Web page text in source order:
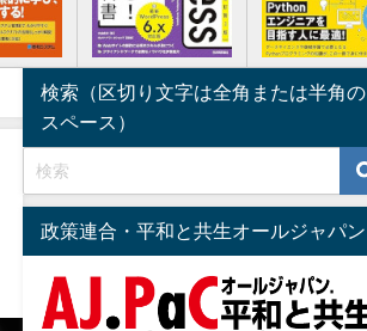
検索（区切り文字は全角または半角の
スペース）
政策連合・平和と共生オールジャパン